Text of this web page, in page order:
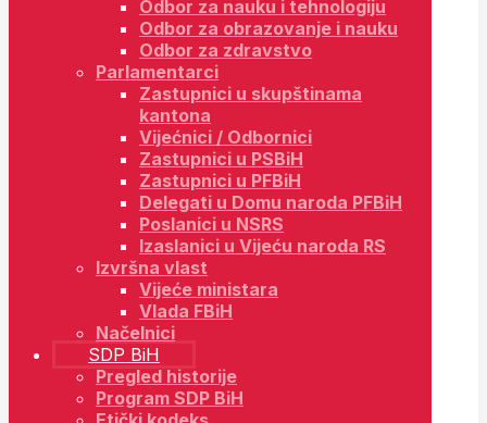
Odbor za nauku i tehnologiju
Odbor za obrazovanje i nauku
Odbor za zdravstvo
Parlamentarci
Zastupnici u skupštinama
kantona
Vijećnici / Odbornici
Zastupnici u PSBiH
Zastupnici u PFBiH
Delegati u Domu naroda PFBiH
Poslanici u NSRS
Izaslanici u Vijeću naroda RS
Izvršna vlast
Vijeće ministara
Vlada FBiH
Načelnici
SDP BiH
Pregled historije
Program SDP BiH